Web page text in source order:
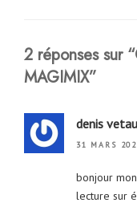
2 réponses sur
MAGIMIX”
denis
31 MARS
bonjour
lecture sur